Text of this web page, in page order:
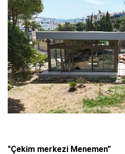
"Çekim merkezi Menemen”